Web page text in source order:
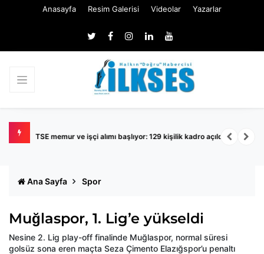
Anasayfa Resim Galerisi Videolar Yazarlar
TSE memur ve işçi alımı başlıyor: 129 kişilik kadro açıldı
Ana Sayfa Spor
Muğlaspor, 1. Lig’e yükseldi
Nesine 2. Lig play-off finalinde Muğlaspor, normal süresi
golsüz sona eren maçta Seza Çimento Elazığspor’u penaltı